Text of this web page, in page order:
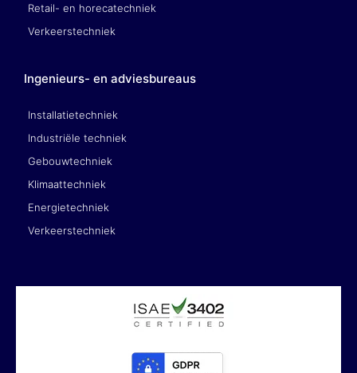
Retail- en horecatechniek
Verkeerstechniek
Ingenieurs- en adviesbureaus
Installatietechniek
Industriële techniek
Gebouwtechniek
Klimaattechniek
Energietechniek
Verkeerstechniek